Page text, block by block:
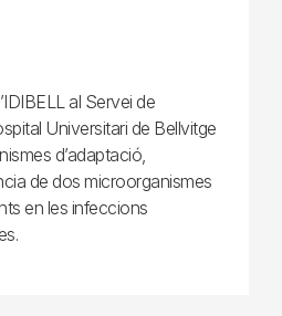
al Servei de
Universitari de Bellvitge
d’adaptació,
de dos microorganismes
en les infeccions